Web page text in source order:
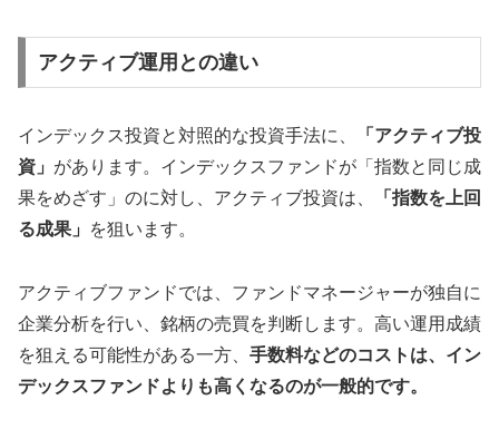
アクティブ運用との違い
インデックス投資と対照的な投資手法に、
「アクティブ投
資」 があります。インデックスファンドが「指数と同じ成
果をめざす」のに対し、アクティブ投資は、
「指数を上回
る成果」
を狙います。
アクティブファンドでは、ファンドマネージャーが独自に
企業分析を行い、銘柄の売買を判断します。高い運用成績
を狙える可能性がある一方、 手数料などのコストは、イン
デックスファンドよりも高くなるのが一般的です。